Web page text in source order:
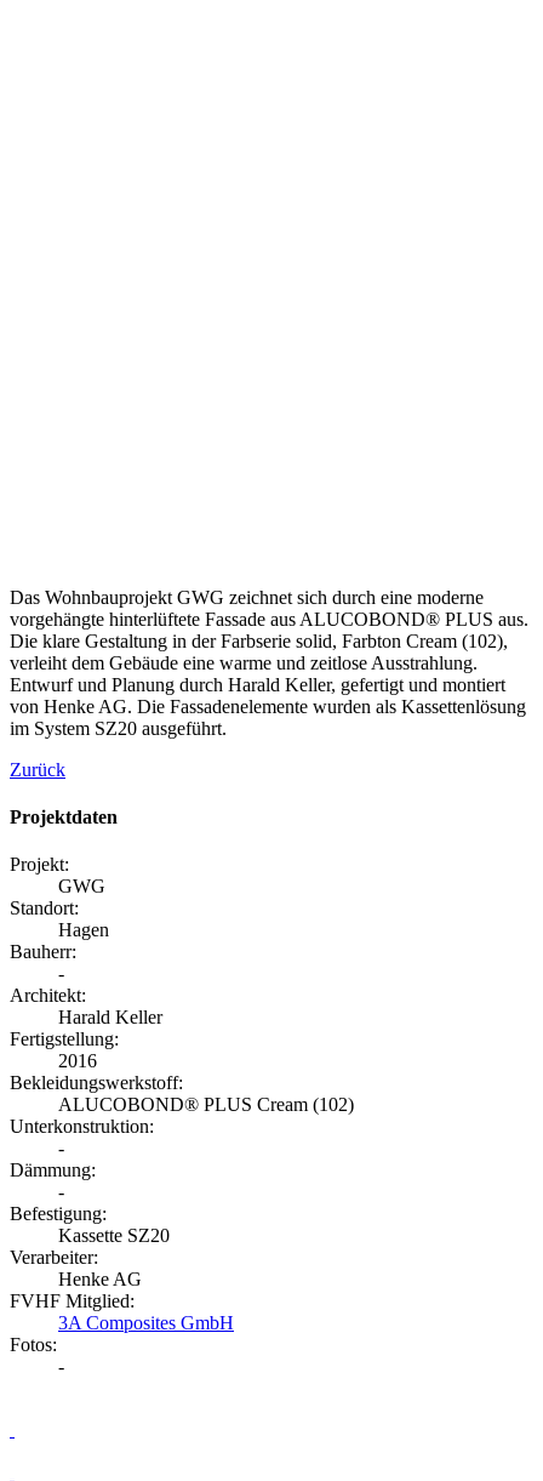
Das Wohnbauprojekt GWG zeichnet sich durch eine moderne
vorgehängte hinterlüftete Fassade aus ALUCOBOND® PLUS aus.
Die klare Gestaltung in der Farbserie solid, Farbton Cream (102),
verleiht dem Gebäude eine warme und zeitlose Ausstrahlung.
Entwurf und Planung durch Harald Keller, gefertigt und montiert
von Henke AG. Die Fassadenelemente wurden als Kassettenlösung
im System SZ20 ausgeführt.
Zurück
Projektdaten
Projekt:
GWG
Standort:
Hagen
Bauherr:
-
Architekt:
Harald Keller
Fertigstellung:
2016
Bekleidungswerkstoff:
ALUCOBOND® PLUS Cream (102)
Unterkonstruktion:
-
Dämmung:
-
Befestigung:
Kassette SZ20
Verarbeiter:
Henke AG
FVHF Mitglied:
3A Composites GmbH
Fotos:
-